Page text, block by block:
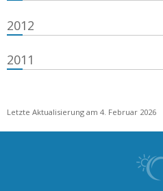
2012
2011
Letzte Aktualisierung am 4. Februar 2026